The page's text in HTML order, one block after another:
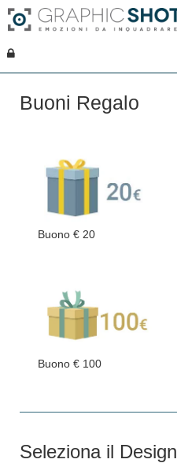
Buoni Regalo
Buono € 20
Buono € 100
Seleziona il Design